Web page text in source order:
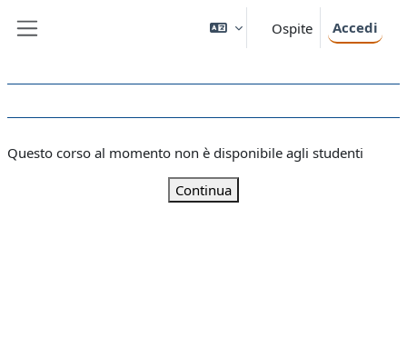
Ospite Accedi
Questo corso al momento non è disponibile agli studenti
Continua